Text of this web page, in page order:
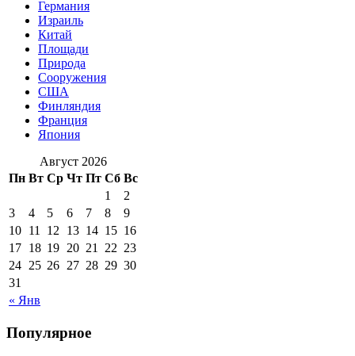
Германия
Израиль
Китай
Площади
Природа
Сооружения
США
Финляндия
Франция
Япония
Август 2026
Пн Вт Ср Чт Пт Сб Вс
« Янв
1
2
3
4 5 6 7 8
9
10 11 12 13 14 15 16
17 18 19 20 21 22 23
24 25 26 27 28 29 30
31
Популярное